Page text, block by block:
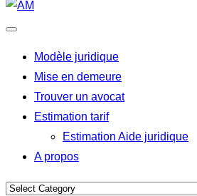
Modèle juridique
Mise en demeure
Trouver un avocat
Estimation tarif
Estimation Aide juridique
A propos